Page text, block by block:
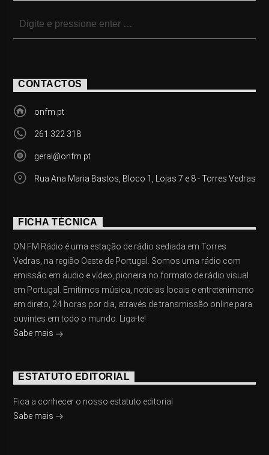
CONTACTOS
onfm.pt
261 322 318
geral@onfm.pt
Rua Ana Maria Bastos, Bloco 1, Lojas 7 e 8 - Torres Vedras
FICHA TÉCNICA
ON FM Rádio é uma estação de rádio sediada em Torres
Vedras, na região Oeste de Portugal. Somos uma rádio com
emissão em áudio e vídeo, pioneira no formato de rádio visual
em Portugal. Emitimos música, notícias locais e entretenimento
em direto, 24 horas por dia, através de transmissão online para
ouvintes em todo o mundo. Liga-te!
Sabe mais
ESTATUTO EDITORIAL
Fica a conhecer o nosso estatuto editorial
Sabe mais